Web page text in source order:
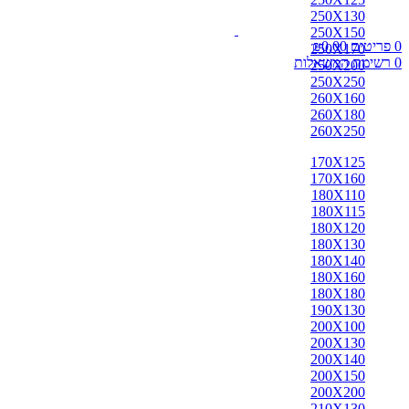
0 פריטים ₪0.00
0 רשימת המשאלות
250X130
250X150
250X170
250X200
250X250
260X160
260X180
260X250
170X125
170X160
180X110
180X115
180X120
180X130
180X140
180X160
180X180
190X130
200X100
200X130
200X140
200X150
200X200
אבאדה
אובוסון
אוזבקי
איספהאן
אנגלי
אפגן
ארדביל
באלוצי
בחטיאר
ביג'אר
בירגאנד
בלגי
ברבר
ג'יג'ים
גאבה
גבה
גוש'אגן
גושאגאן
דורוחש
האגלו
הודי
הולביין
הריז